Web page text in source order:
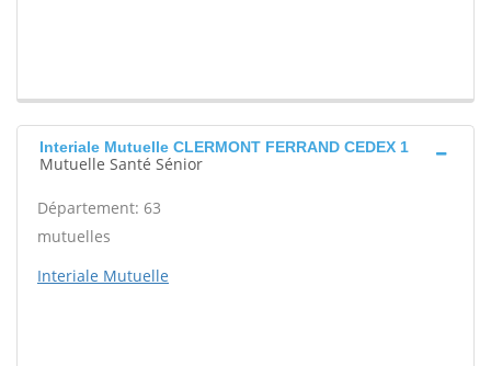
Interiale Mutuelle CLERMONT FERRAND CEDEX 1
Mutuelle Santé Sénior
Département: 63
mutuelles
Interiale Mutuelle